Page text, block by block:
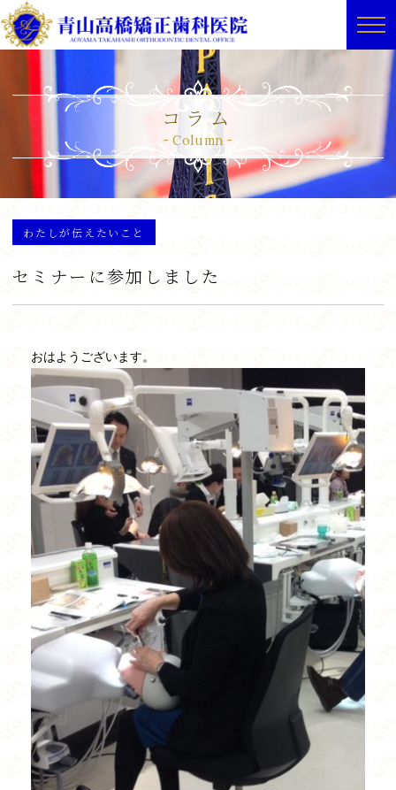
コラム
Column
わたしが伝えたいこと
セミナーに参加しました
おはようございます。